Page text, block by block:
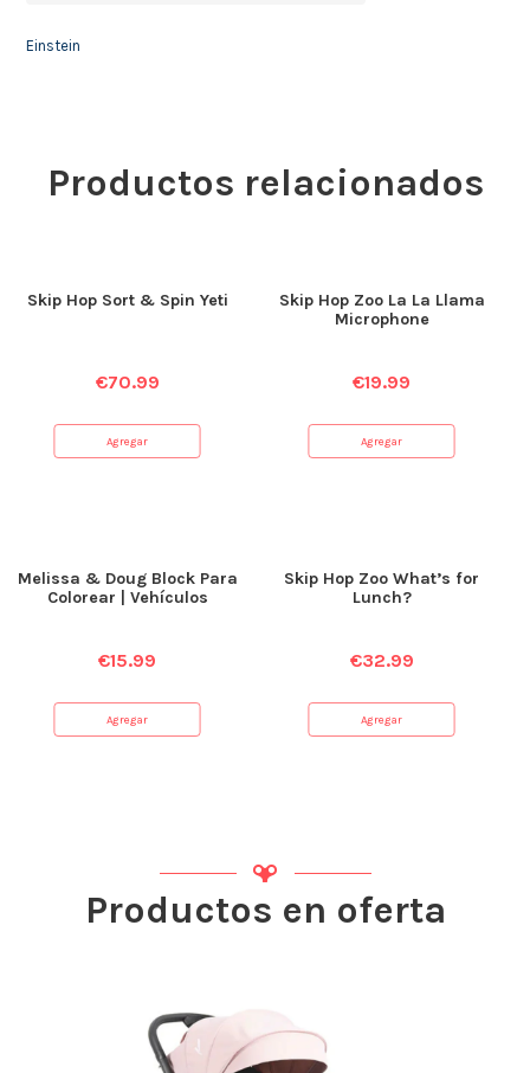
Einstein
Productos relacionados
Skip Hop Sort & Spin Yeti
€70.99
Agregar
Skip Hop Zoo La La Llama
Microphone
€19.99
Agregar
Melissa & Doug Block Para
Colorear | Vehículos
€15.99
Agregar
Skip Hop Zoo What’s for
Lunch?
€32.99
Agregar
Productos en oferta